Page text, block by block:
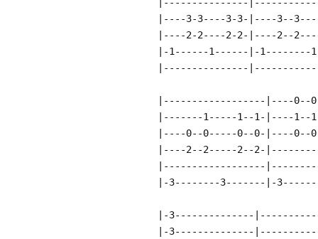
|----3-3----3-3-|----3--
|----2-2----2-2-|----2--
|-1------1------|-1--------
|---------------
|------------------|----0--
|-------1-----1--1-|----1--
|----0--0-----0--0-|----
|----2--2-----2--2-
|------------------
|-3--------3-------|-
|-3--------------
|-3--------------